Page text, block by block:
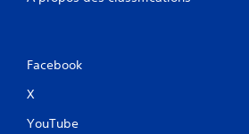
Facebook
X
YouTube